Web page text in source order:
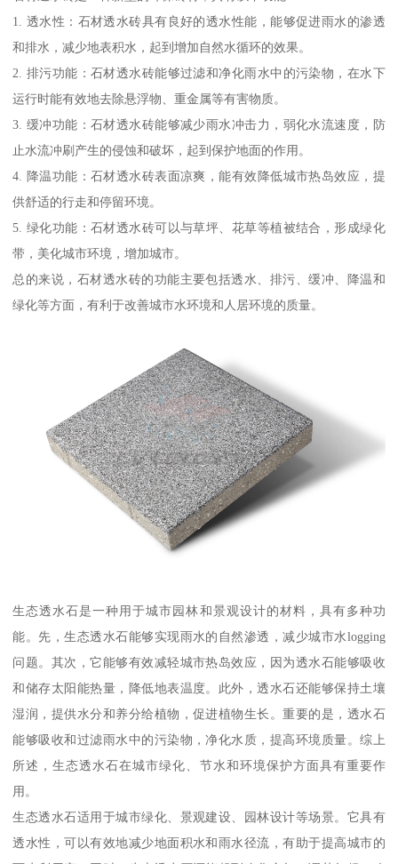
1. 透水性：石材透水砖具有良好的透水性能，能够促进雨水的渗透
和排水，减少地表积水，起到增加自然水循环的效果。
2. 排污功能：石材透水砖能够过滤和净化雨水中的污染物，在水下
运行时能有效地去除悬浮物、重金属等有害物质。
3. 缓冲功能：石材透水砖能够减少雨水冲击力，弱化水流速度，防
止水流冲刷产生的侵蚀和破坏，起到保护地面的作用。
4. 降温功能：石材透水砖表面凉爽，能有效降低城市热岛效应，提
供舒适的行走和停留环境。
5. 绿化功能：石材透水砖可以与草坪、花草等植被结合，形成绿化
带，美化城市环境，增加城市。
总的来说，石材透水砖的功能主要包括透水、排污、缓冲、降温和
绿化等方面，有利于改善城市水环境和人居环境的质量。
生态透水石是一种用于城市园林和景观设计的材料，具有多种功
能。先，生态透水石能够实现雨水的自然渗透，减少城市水logging
问题。其次，它能够有效减轻城市热岛效应，因为透水石能够吸收
和储存太阳能热量，降低地表温度。此外，透水石还能够保持土壤
湿润，提供水分和养分给植物，促进植物生长。重要的是，透水石
能够吸收和过滤雨水中的污染物，净化水质，提高环境质量。综上
所述，生态透水石在城市绿化、节水和环境保护方面具有重要作
用。
生态透水石适用于城市绿化、景观建设、园林设计等场景。它具有
透水性，可以有效地减少地面积水和雨水径流，有助于提高城市的